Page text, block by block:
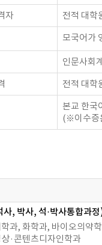
자
전적 대학
모국어가
인문사회
전적 대학
본교 한국
(※이수증
사, 박사, 석·박사통합과
과, 화학과, 바이오의약
·콘텐츠디자인학과